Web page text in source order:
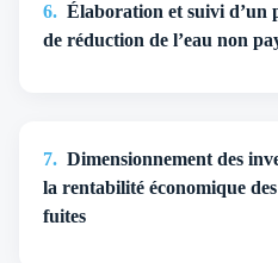
6. Élaboration et suivi d’un
de réduction de l’eau non
7. Dimensionnement des
la rentabilité économique
fuites